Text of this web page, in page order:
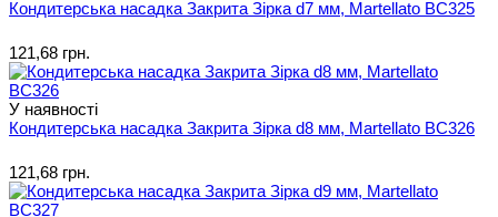
Кондитерська насадка Закрита Зірка d7 мм, Martellato BC325
121,68 грн.
У наявності
Кондитерська насадка Закрита Зірка d8 мм, Martellato BC326
121,68 грн.